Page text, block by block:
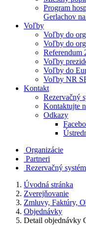
Program
Gerlachov
Voľby
Voľby do
Voľby do
Referendum
Voľby
Voľby do
Voľby NR
Kontakt
Rezervačný
Kontaktujte
Odkazy
Organizácie
Partneri
Rezervačný systém
Úvodná stránka
Zverejňovanie
Zmluvy, Faktúry,
Objednávky
Detail objednávky